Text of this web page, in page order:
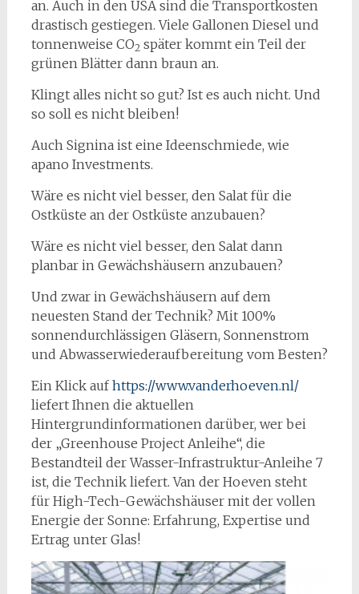
an. Auch in den USA sind die Transportkosten
drastisch gestiegen. Viele Gallonen Diesel und
tonnenweise CO2 später kommt ein Teil der
grünen Blätter dann braun an.
Klingt alles nicht so gut? Ist es auch nicht. Und
so soll es nicht bleiben!
Auch Signina ist eine Ideenschmiede, wie
apano Investments.
Wäre es nicht viel besser, den Salat für die
Ostküste an der Ostküste anzubauen?
Wäre es nicht viel besser, den Salat dann
planbar in Gewächshäusern anzubauen?
Und zwar in Gewächshäusern auf dem
neuesten Stand der Technik? Mit 100%
sonnendurchlässigen Gläsern, Sonnenstrom
und Abwasserwiederaufbereitung vom Besten?
Ein Klick aufhttps://www.vanderhoeven.nl/
liefert Ihnen die aktuellen
Hintergrundinformationen darüber, wer bei
der „Greenhouse Project Anleihe“, die
Bestandteil der Wasser-Infrastruktur-Anleihe 7
ist, die Technik liefert. Van der Hoeven steht
für High-Tech-Gewächshäuser mit der vollen
Energie der Sonne: Erfahrung, Expertise und
Ertrag unter Glas!